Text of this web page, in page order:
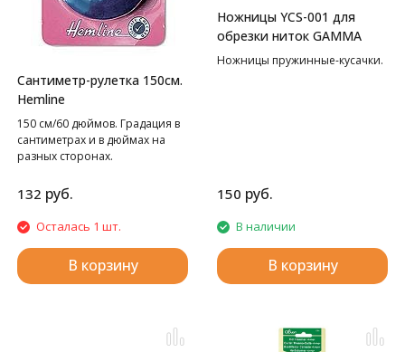
Сантиметр-рулетка 150см.
Hemline
150 см/60 дюймов. Градация в
сантиметрах и в дюймах на
разных сторонах.
132 руб.
Осталась 1 шт.
В корзину
Ножницы YCS-001 для
обрезки ниток GAMMA
Ножницы пружинные-кусачки.
150 руб.
В наличии
В корзину